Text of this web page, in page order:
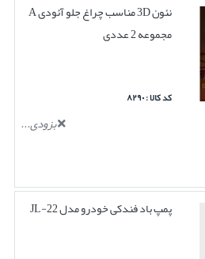
نئون 3D مناسب چراغ جلو آئودی A
مجموعه 2 عددی
کد کالا : ۸۲۹۰
بزودی...
پمپ باد فندکی خودرو مدل JL-22